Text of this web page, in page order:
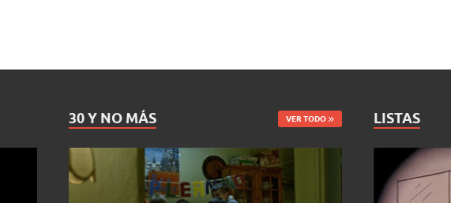
30 Y NO MÁS VER TODO LISTAS